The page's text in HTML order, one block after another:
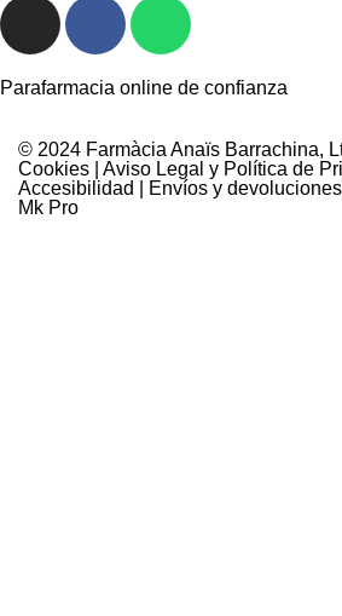
Parafarmacia online de confianza
© 2024 Farmàcia Anaïs Barrachina,
Cookies
Aviso Legal y Política de
Accesibilidad
Envíos y devoluciones
Mk Pro